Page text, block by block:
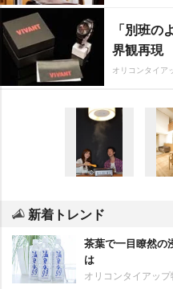
「別班
界観再現
オリコンタイア
新着トレンド
茶葉で一目瞭然の
は
オリコンタイアップ